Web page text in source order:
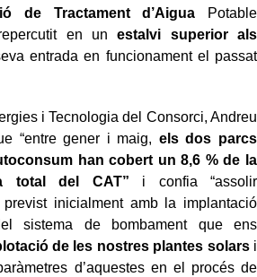
de Tractament d’Aigua Potable
en unestalvi superior
als
entrada en funcionament el passat
i Tecnologia del Consorci, Andreu
“entre gener i maig, els dos parcs
han cobert un 8,6 % de la
total del CAT” i confia “assolir
inicialment amb la implantació
sistema de bombament que ens
de les nostres plantes solarsi
d’aquestes en el procés de